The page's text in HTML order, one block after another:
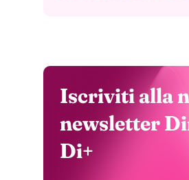
Iscriviti alla
newsletter
Di+